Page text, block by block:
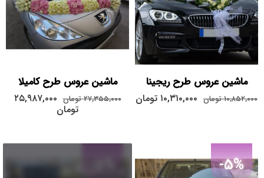
ماشین عروس طرح ریجینا
۱۰,۸۵۲,۰۰۰ تومان ۱۰,۳۱۰,۰۰۰ تومان
ماشین عروس طرح کامیلا
۲۷,۳۵۵,۰۰۰ تومان ۲۵,۹۸۷,۰۰۰
تومان
-5%